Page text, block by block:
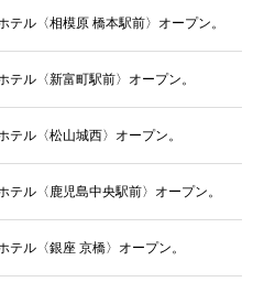
テル〈相模原 橋本駅前〉オープン。
テル〈新富町駅前〉オープン。
テル〈松山城西〉オープン。
テル〈鹿児島中央駅前〉オープン。
テル〈銀座 京橋〉オープン。